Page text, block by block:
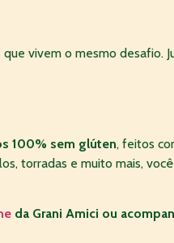
vivem o mesmo desafio.
100% sem glúten, feitos
torradas e muito mais,
da Grani Amici ou